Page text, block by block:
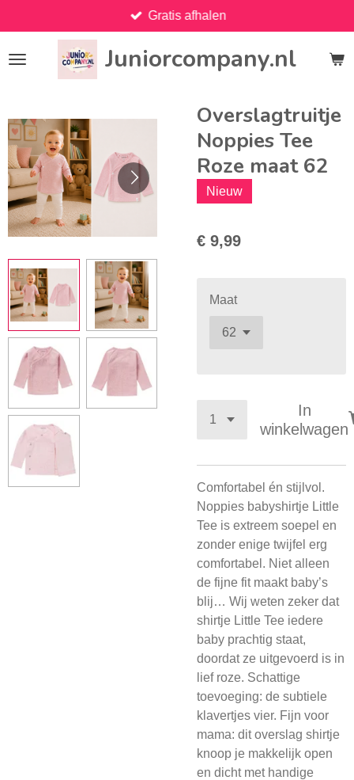
direct
naar
Juniorcompany.nl
Gratis afhalen
Overslagtruitje
Noppies Tee
Roze maat 62
Nieuw
€ 9,99
Maat
In
winkelwagen
Comfortabel én stijlvol.
Noppies babyshirtje Little
Tee is extreem soepel en
zonder enige twijfel erg
comfortabel. Niet alleen
de fijne fit maakt baby’s
blij… Wij weten zeker dat
shirtje Little Tee iedere
baby prachtig staat,
doordat ze uitgevoerd is in
lief roze. Schattige
toevoeging: de subtiele
klavertjes vier. Fijn voor
mama: dit overslag shirtje
knoop je makkelijk open
en dicht met handige